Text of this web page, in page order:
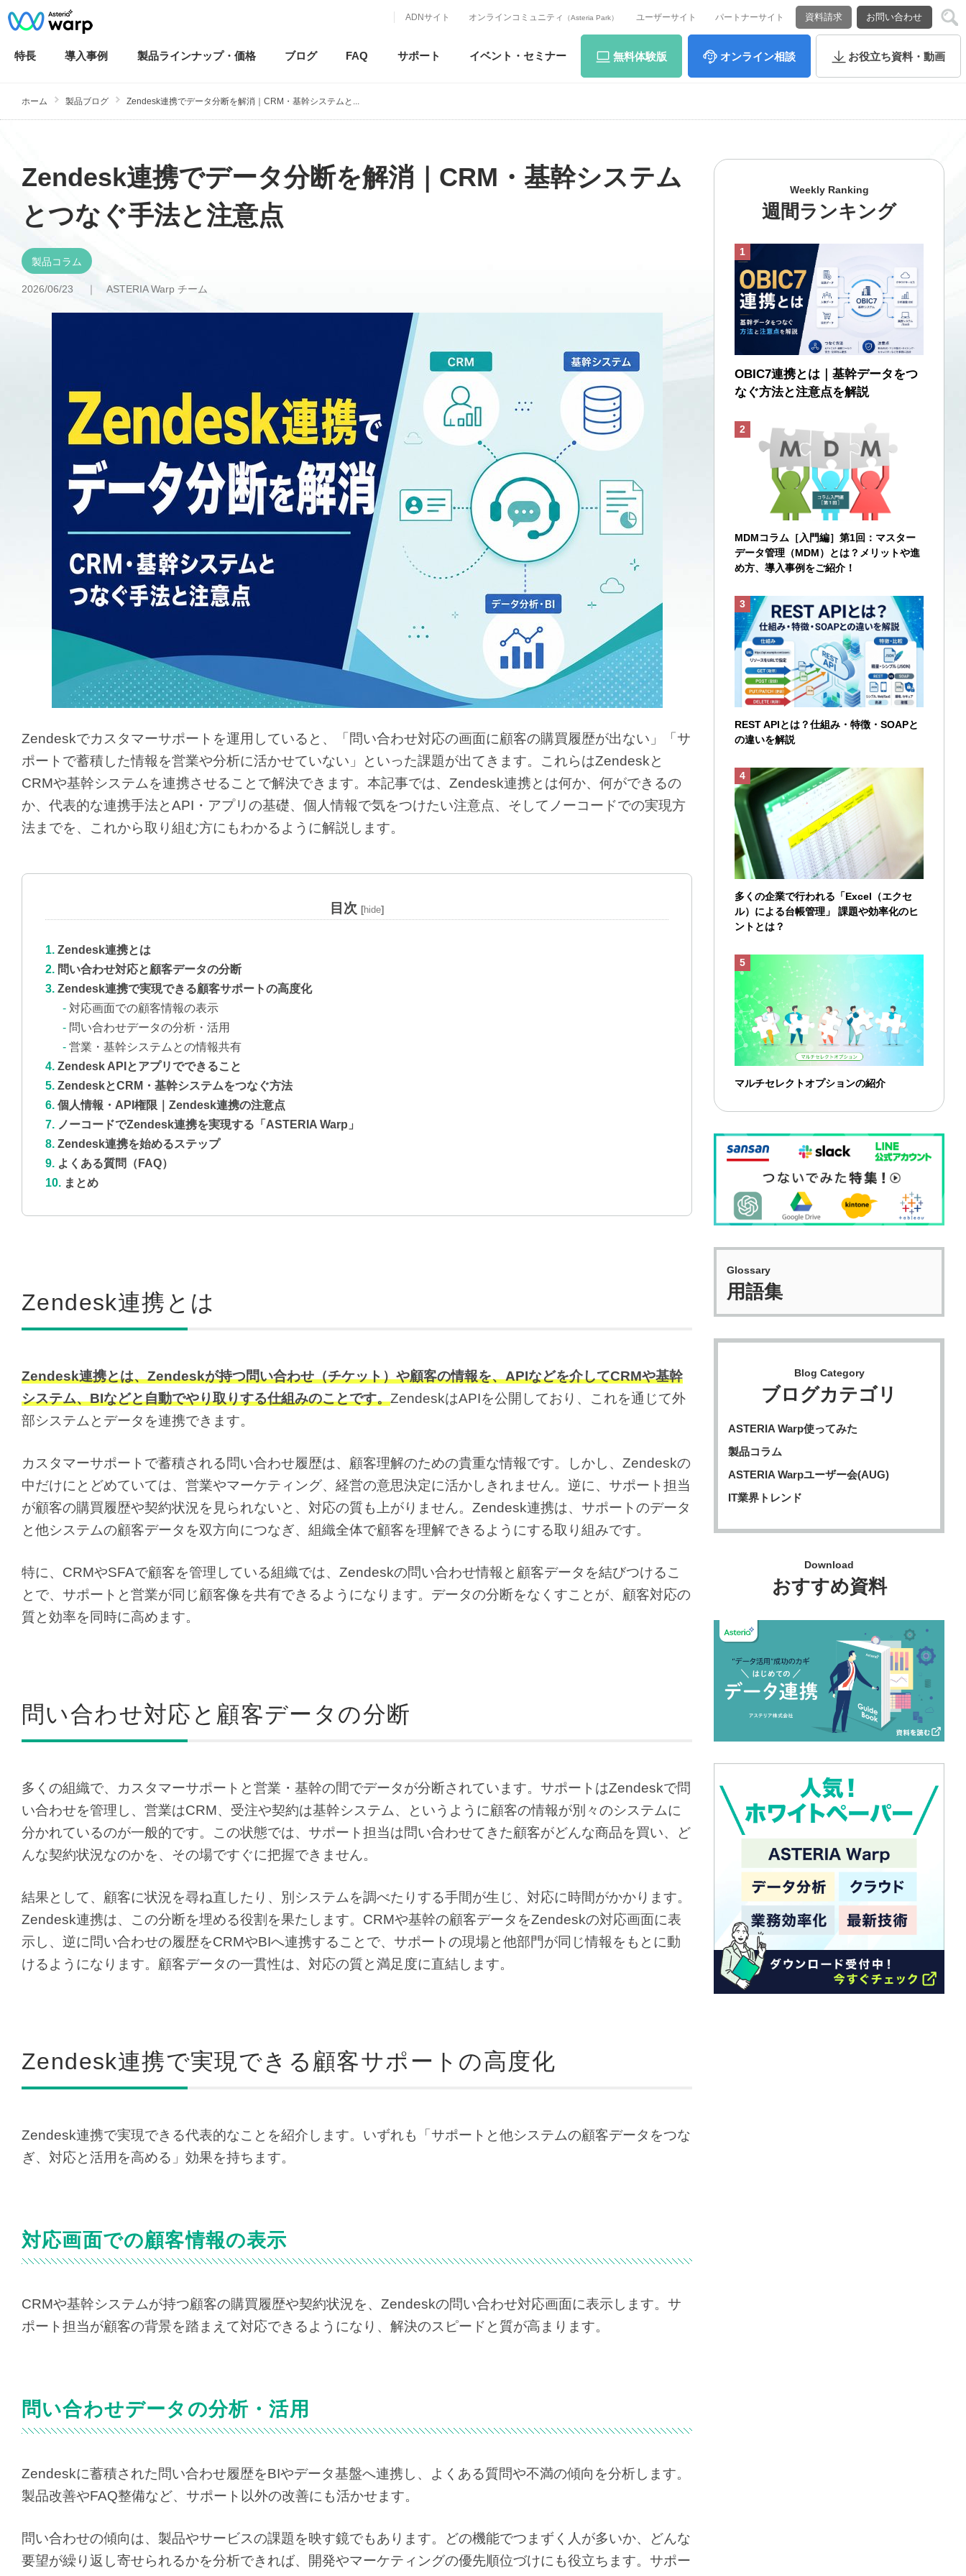
ADNサイト オンラインコミュニティ （Asteria Park） ユーザーサイト パートナーサイト 資料請求 お問い合わせ
特長 導入事例 製品ラインナップ・ 価格 ブログ FAQ サポート イベント・ セミナー 無料体験版 オンライン相談 お役立ち資料・動画
ホーム 製品ブログ Zendesk連携でデータ分断を解消｜CRM・基幹システムと...
Zendesk連携でデータ分断を解消｜CRM・基幹システム
とつなぐ手法と注意点
製品コラム
2026/06/23 ｜ ASTERIA Warp チーム
Zendeskでカスタマーサポートを運用していると、「問い合わせ対応の画面に顧客の購買履歴が出ない」「サ
ポートで蓄積した情報を営業や分析に活かせていない」といった課題が出てきます。これらはZendeskと
CRMや基幹システムを連携させることで解決できます。本記事では、Zendesk連携とは何か、何ができるの
か、代表的な連携手法とAPI・アプリの基礎、個人情報で気をつけたい注意点、そしてノーコードでの実現方
法までを、これから取り組む方にもわかるように解説します。
目次 [hide]
Zendesk連携とは
問い合わせ対応と顧客データの分断
Zendesk連携で実現できる顧客サポートの高度化
対応画面での顧客情報の表示
問い合わせデータの分析・活用
営業・基幹システムとの情報共有
Zendesk APIとアプリでできること
ZendeskとCRM・基幹システムをつなぐ方法
個人情報・API権限｜Zendesk連携の注意点
ノーコードでZendesk連携を実現する「ASTERIA Warp」
Zendesk連携を始めるステップ
よくある質問（FAQ）
まとめ
Zendesk連携とは
Zendesk連携とは、Zendeskが持つ問い合わせ（チケット）や顧客の情報を、APIなどを介してCRMや基幹
システム、BIなどと自動でやり取りする仕組みのことです。ZendeskはAPIを公開しており、これを通じて外
部システムとデータを連携できます。
カスタマーサポートで蓄積される問い合わせ履歴は、顧客理解のための貴重な情報です。しかし、Zendeskの
中だけにとどめていては、営業やマーケティング、経営の意思決定に活かしきれません。逆に、サポート担当
が顧客の購買履歴や契約状況を見られないと、対応の質も上がりません。Zendesk連携は、サポートのデータ
と他システムの顧客データを双方向につなぎ、組織全体で顧客を理解できるようにする取り組みです。
特に、CRMやSFAで顧客を管理している組織では、Zendeskの問い合わせ情報と顧客データを結びつけるこ
とで、サポートと営業が同じ顧客像を共有できるようになります。データの分断をなくすことが、顧客対応の
質と効率を同時に高めます。
問い合わせ対応と顧客データの分断
多くの組織で、カスタマーサポートと営業・基幹の間でデータが分断されています。サポートはZendeskで問
い合わせを管理し、営業はCRM、受注や契約は基幹システム、というように顧客の情報が別々のシステムに
分かれているのが一般的です。この状態では、サポート担当は問い合わせてきた顧客がどんな商品を買い、ど
んな契約状況なのかを、その場ですぐに把握できません。
結果として、顧客に状況を尋ね直したり、別システムを調べたりする手間が生じ、対応に時間がかかります。
Zendesk連携は、この分断を埋める役割を果たします。CRMや基幹の顧客データをZendeskの対応画面に表
示し、逆に問い合わせの履歴をCRMやBIへ連携することで、サポートの現場と他部門が同じ情報をもとに動
けるようになります。顧客データの一貫性は、対応の質と満足度に直結します。
Zendesk連携で実現できる顧客サポートの高度化
Zendesk連携で実現できる代表的なことを紹介します。いずれも「サポートと他システムの顧客データをつな
ぎ、対応と活用を高める」効果を持ちます。
対応画面での顧客情報の表示
CRMや基幹システムが持つ顧客の購買履歴や契約状況を、Zendeskの問い合わせ対応画面に表示します。サ
ポート担当が顧客の背景を踏まえて対応できるようになり、解決のスピードと質が高まります。
問い合わせデータの分析・活用
Zendeskに蓄積された問い合わせ履歴をBIやデータ基盤へ連携し、よくある質問や不満の傾向を分析します。
製品改善やFAQ整備など、サポート以外の改善にも活かせます。
問い合わせの傾向は、製品やサービスの課題を映す鏡でもあります。どの機能でつまずく人が多いか、どんな
要望が繰り返し寄せられるかを分析できれば、開発やマーケティングの優先順位づけにも役立ちます。サポー
Weekly Ranking
週間ランキング
OBIC7連携とは｜基幹データをつ
なぐ方法と注意点を解説
MDMコラム［入門編］第1回：マスター
データ管理（MDM）とは？メリットや進
め方、導入事例をご紹介！
REST APIとは？仕組み・特徴・SOAPと
の違いを解説
多くの企業で行われる「Excel（エクセ
ル）による台帳管理」 課題や効率化のヒ
ントとは？
マルチセレクトオプションの紹介
Glossary
用語集
Blog Category
ブログカテゴリ
ASTERIA Warp使ってみた
製品コラム
ASTERIA Warpユーザー会(AUG)
IT業界トレンド
Download
おすすめ資料